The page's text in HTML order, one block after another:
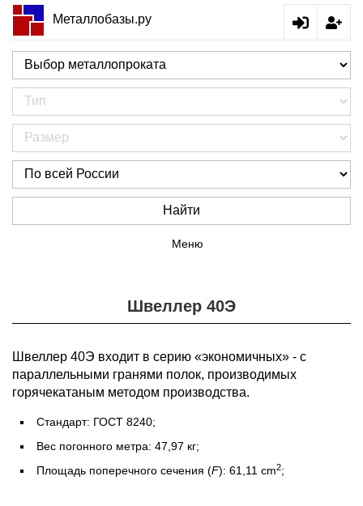
Металлобазы.ру
Найти
Меню
Швеллер 40Э
Швеллер 40Э входит в серию «экономичных» - с
параллельными гранями полок, производимых
горячекатаным методом производства.
Стандарт: ГОСТ 8240;
Вес погонного метра: 47,97 кг;
Площадь поперечного сечения (F): 61,11 cm2;